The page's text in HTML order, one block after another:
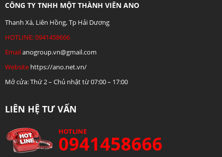
CÔNG TY TNHH MỘT THÀNH VIÊN ANO
Thanh Xá, Liên Hồng, Tp Hải Dương
HOTLINE: 0941458666
Emailanogroup.vn@gmail.com
Website https://ano.net.vn/
Mở cửa: Thứ 2 – Chủ nhật từ 07:00 – 17:00
LIÊN HỆ TƯ VẤN
HOTLINE
0941458666